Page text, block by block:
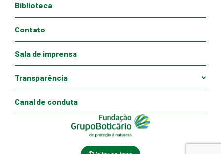
Biblioteca
Contato
Sala de imprensa
Transparência
Canal de conduta